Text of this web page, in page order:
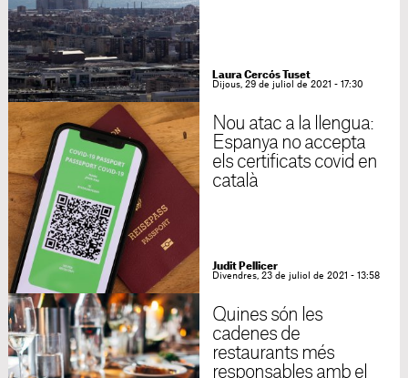
Laura Cercós Tuset
Dijous, 29 de juliol de 2021 - 17:30
Nou atac a la llengua:
Espanya no accepta
els certificats covid en
català
Judit Pellicer
Divendres, 23 de juliol de 2021 - 13:58
Quines són les
cadenes de
restaurants més
responsables amb el